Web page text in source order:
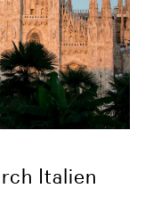
Italien